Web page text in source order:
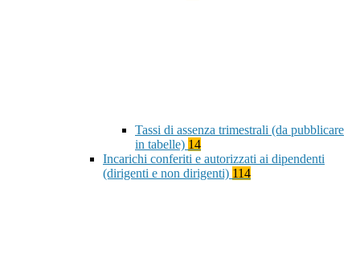
Tassi di assenza trimestrali (da pubblicare
in tabelle) 14
Incarichi conferiti e autorizzati ai dipendenti
(dirigenti e non dirigenti) 114